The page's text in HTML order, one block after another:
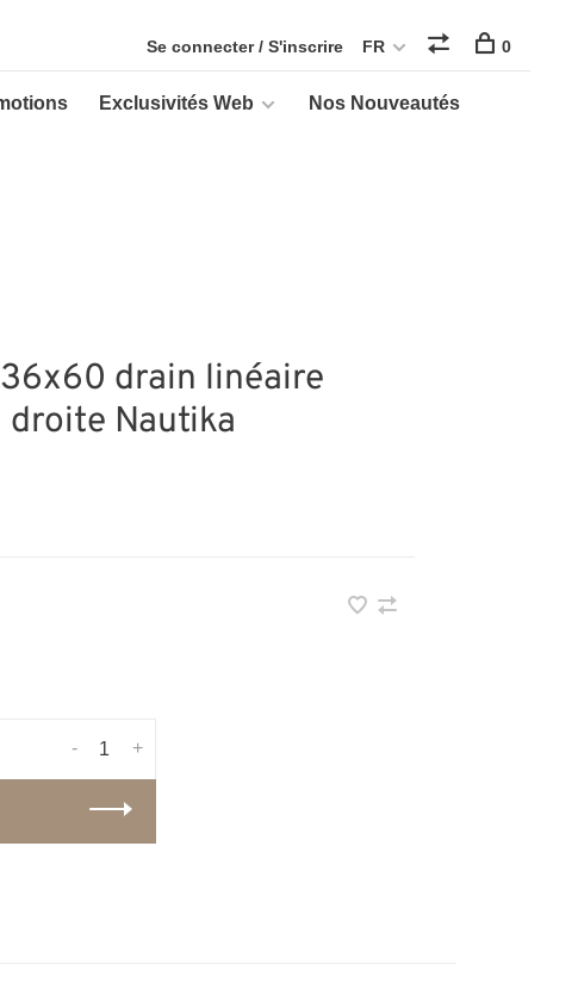
Exclusivités Web
Nos Nouveautés
Se connecter / S'inscrire FR 0
drain linéaire
Nautika
+
-